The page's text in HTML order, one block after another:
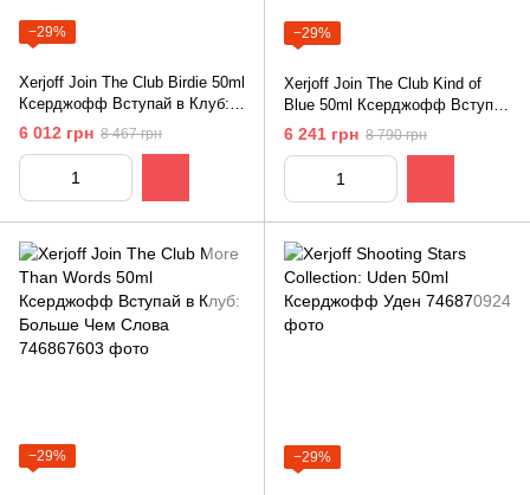
−29%
Xerjoff Join The Club Birdie 50ml
Ксерджофф Вступай в Клуб:
Птичка
6 012 грн 8 467 грн
−29%
Xerjoff Join The Club Kind of
Blue 50ml Ксерджофф Вступай
в Клуб: Оттенок Синего
6 241 грн 8 790 грн
−29% −29%